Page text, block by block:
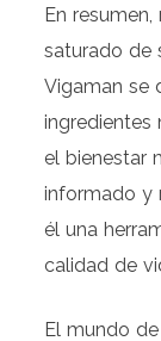
En
saturado de
Vigaman se
ingredientes
el bienestar
informado y
él una
calidad de
El mundo